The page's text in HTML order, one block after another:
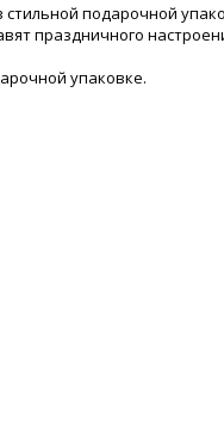
стильной подарочной
праздничного
упаковке.